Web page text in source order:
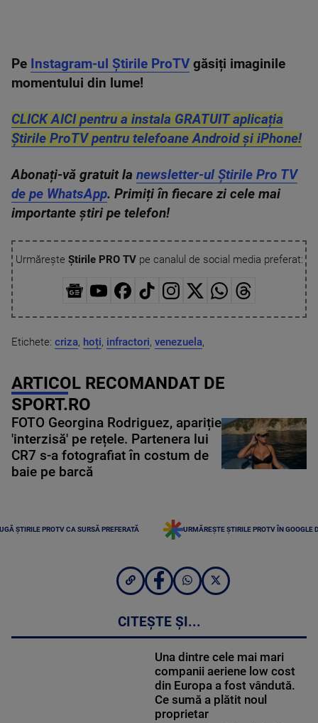
Pe Instagram-ul Știrile ProTV găsiți imaginile
momentului din lume!
CLICK AICI pentru a instala GRATUIT aplicația
Știrile ProTV pentru telefoane Android și iPhone!
Abonați-vă gratuit la newsletter-ul Știrile Pro TV
de pe WhatsApp. Primiți în fiecare zi cele mai
importante știri pe telefon!
Urmărește Știrile PRO TVpe canalul de social media preferat:
Etichete: criza, hoți, infractori, venezuela,
ARTICOL RECOMANDAT DE
SPORT.RO
FOTO Georgina Rodriguez, apariție
'interzisă' pe rețele. Partenera lui
CR7 s-a fotografiat în costum de
baie pe barcă
ȘTIRILE PROTV CA SURSĂ PREFERATĂ URMĂREȘTE ȘTIRILE PROTV ÎN GOOGLE
CITEȘTE ȘI...
Una dintre cele mai mari
companii aeriene low cost
din Europa a fost vândută.
Ce sumă a plătit noul
proprietar